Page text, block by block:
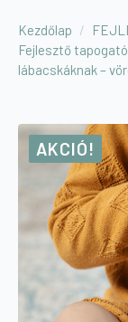
Kezdőlap
Fejlesztő
lábacskáknak –
AKCIÓ!